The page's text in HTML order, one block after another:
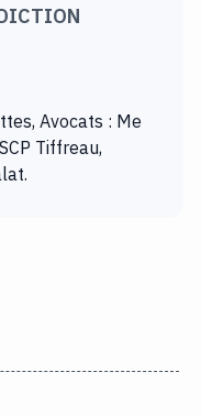
Avocats : Me
Tiffreau,